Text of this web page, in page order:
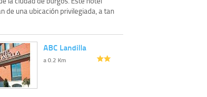
de una ubicación privilegiada, a tan
ABC Landilla
a 0.2 Km